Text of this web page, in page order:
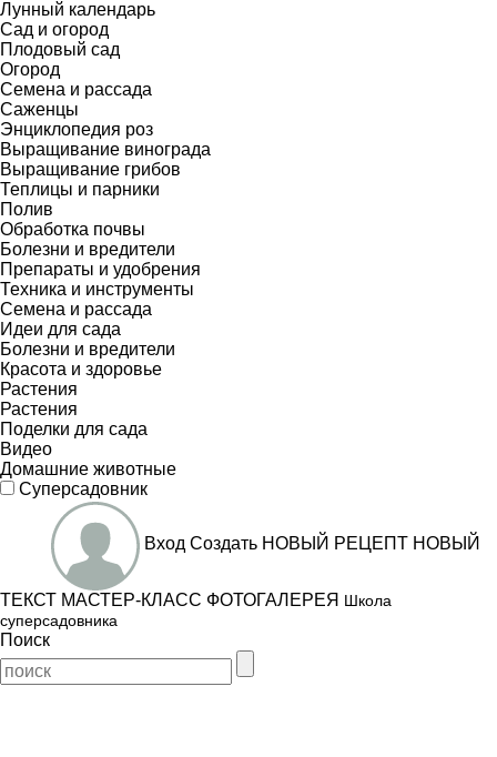
Лунный календарь
Сад и огород
Плодовый сад
Огород
Семена и рассада
Саженцы
Энциклопедия роз
Выращивание винограда
Выращивание грибов
Теплицы и парники
Полив
Обработка почвы
Болезни и вредители
Препараты и удобрения
Техника и инструменты
Семена и рассада
Идеи для сада
Болезни и вредители
Красота и здоровье
Растения
Растения
Поделки для сада
Видео
Домашние животные
Суперсадовник
Вход Создать НОВЫЙ РЕЦЕПТ НОВЫЙ
ТЕКСТ МАСТЕР-КЛАСС ФОТОГАЛЕРЕЯ Школа
суперсадовника
Поиск